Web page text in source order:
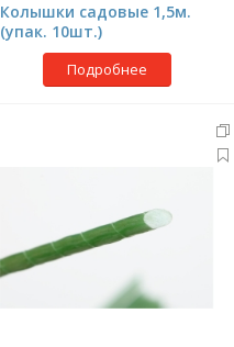
Колышки садовые 1,5м.
(упак. 10шт.)
Подробнее